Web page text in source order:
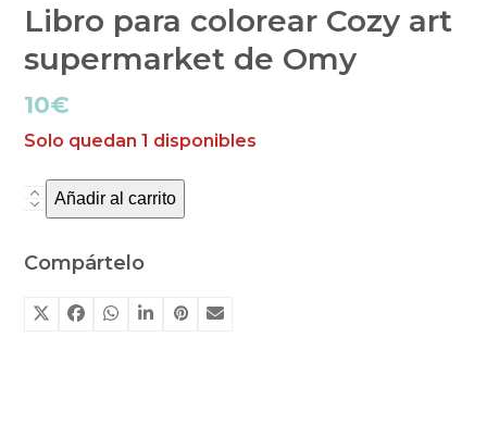
Libro para colorear Cozy art
supermarket de Omy
10€
Solo quedan 1 disponibles
Libro
colorear
art
Añadir al carrito
Compártelo